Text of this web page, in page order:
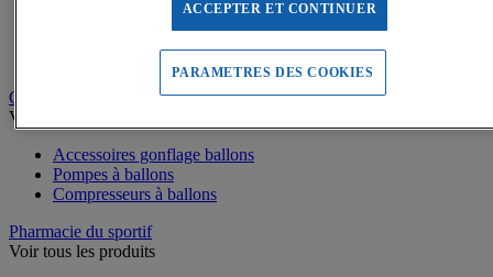
Gonflage et entretien des ballons
Voir tous les produits
Accessoires gonflage ballons
Pompes à ballons
Compresseurs à ballons
Pharmacie du sportif
Voir tous les produits
ACCEPTER ET CONTINUER
PARAMETRES DES COOKIES